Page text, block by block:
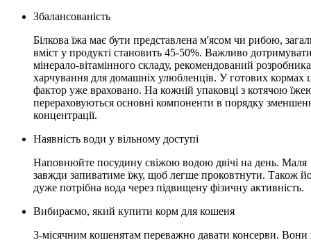
Збалансованість
Білкова їжа має бути представлена м'ясом чи рибою,
вміст у продукті становить 45-50%. Важливо
мінерало-вітамінного складу, рекомендований
харчування для домашніх улюбленців. У готових кормах
фактор уже враховано. На кожній упаковці з котячою
перераховуються основні компоненти в порядку
концентрації.
Наявність води у вільному доступі
Наповнюйте посудину свіжою водою двічі на день. Маля
завжди запиватиме їжу, щоб легше проковтнути. Також
дуже потрібна вода через підвищену фізичну активність.
Вибираємо, який купити корм для кошеня
3-місячним кошенятам переважно давати консерви.